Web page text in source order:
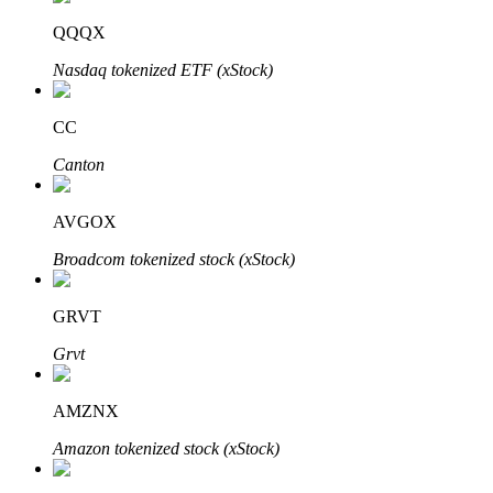
Penguncian BTR
Layanan pinjaman yang didukung Crypto
QQQX
Nasdaq tokenized ETF (xStock)
CC
Canton
AVGOX
Broadcom tokenized stock (xStock)
GRVT
Grvt
AMZNX
Amazon tokenized stock (xStock)